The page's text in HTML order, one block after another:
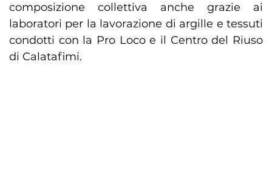
composizione collettiva anche grazie ai
laboratori per la lavorazione di argille e tessuti
condotti con la Pro Loco e il Centro del Riuso
di Calatafimi.